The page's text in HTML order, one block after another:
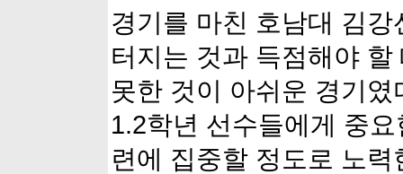
경기를 마친 호남대 김
터지는 것과 득점해야
못한 것이 아쉬운 경기였
1.2학년 선수들에게 중
련에 집중할 정도로 노